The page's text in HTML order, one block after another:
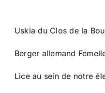
Uskia du Clos de la
Berger allemand
Lice au sein de notre